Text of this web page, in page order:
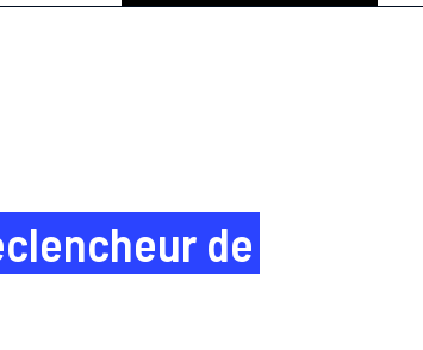
de